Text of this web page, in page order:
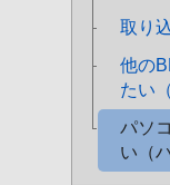
取り
他の
たい
パソ
い（